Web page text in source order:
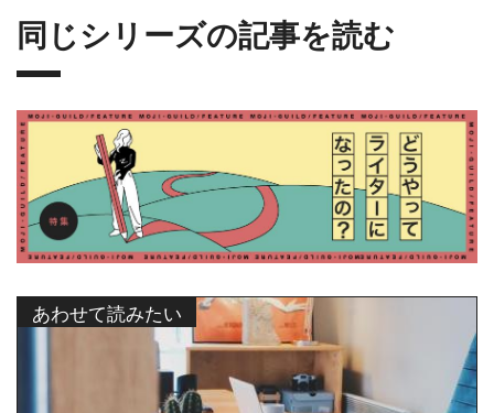
同じシリーズの記事を読む
あわせて読みたい